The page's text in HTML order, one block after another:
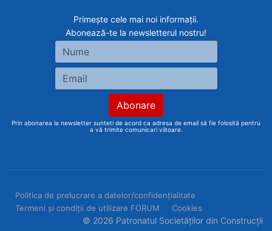
Primește cele mai noi informații.
Abonează-te la newsletterul nostru!
Prin abonarea la newsletter sunteti de acord ca adresa de email să fie folosită pentru
a vă trimite comunicari viitoare.
Politica de prelucrare a datelor/confidențialitate
Termeni și condiții de utilizare FORUM
Cookies
© 2026 Patronatul Societăților din Construcții